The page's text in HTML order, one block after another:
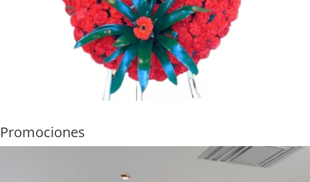
Promociones